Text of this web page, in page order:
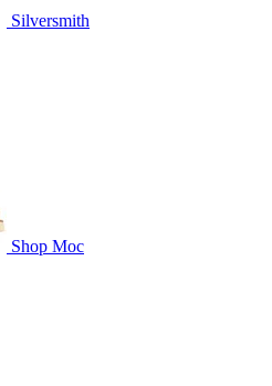
Silversmith
Shop Moc